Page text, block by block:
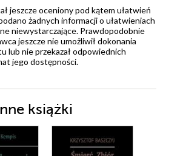
jeszcze oceniony pod kątem ułatwień
żadnych informacji o ułatwieniach
niewystarczające. Prawdopodobnie
jeszcze nie umożliwił dokonania
lub nie przekazał odpowiednich
jego dostępności.
książki